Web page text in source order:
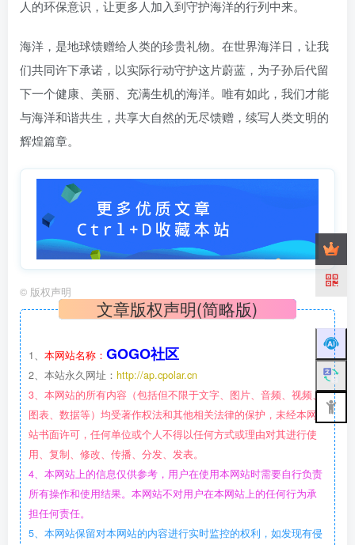
人的环保意识，让更多人加入到守护海洋的行列中来。
海洋，是地球馈赠给人类的珍贵礼物。在世界海洋日，让我
们共同许下承诺，以实际行动守护这片蔚蓝，为子孙后代留
下一个健康、美丽、充满生机的海洋。唯有如此，我们才能
与海洋和谐共生，共享大自然的无尽馈赠，续写人类文明的
辉煌篇章。
© 版权声明
文章版权声明(简略版)
1、 本网站名称： GOGO社区
2、本站永久网址： http://ap.cpolar.cn
3、本网站的所有内容（包括但不限于文字、图片、音频、视频、
图表、数据等）均受著作权法和其他相关法律的保护，未经本网
站书面许可，任何单位或个人不得以任何方式或理由对其进行使
用、复制、修改、传播、分发、发表。
4、本网站上的信息仅供参考，用户在使用本网站时需要自行负责
所有操作和使用结果。本网站不对用户在本网站上的任何行为承
担任何责任。
5、本网站保留对本网站的内容进行实时监控的权利，如发现有侵